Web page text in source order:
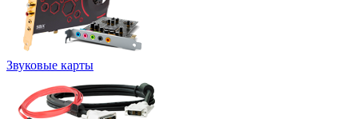
Звуковые карты